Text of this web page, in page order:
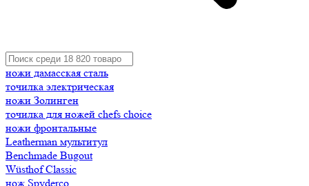
ножи дамасская сталь
точилка электрическая
ножи Золинген
точилка для ножей chefs choice
ножи фронтальные
Leatherman мультитул
Benchmade Bugout
Wüsthof Classic
нож Spyderco